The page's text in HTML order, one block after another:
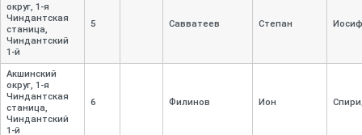
округ, 1-я
Чиндантская
станица,
Чиндантский
1-й
5 Савватеев Степан
Акшинский
округ, 1-я
Чиндантская
станица,
Чиндантский
1-й
6 Филинов Ион